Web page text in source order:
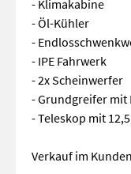
- Klimakabine
- Öl-Kühler
-
- IPE Fahrwerk
- 2x Scheinwerfer
- Grundgreifer mit
- Teleskop mit
Verkauf im